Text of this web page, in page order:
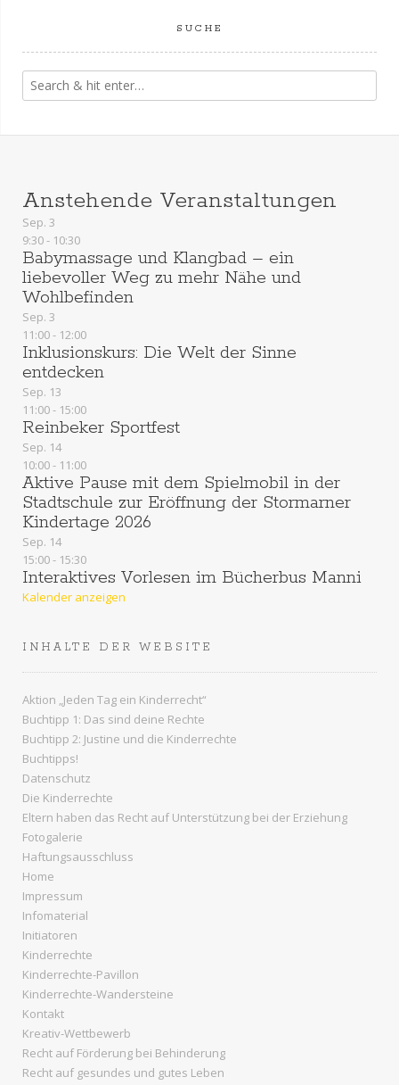
SUCHE
Anstehende Veranstaltungen
Sep. 3
9:30- 10:30
Babymassage und Klangbad – ein
liebevoller Weg zu mehr Nähe und
Wohlbefinden
Sep. 3
11:00- 12:00
Inklusionskurs: Die Welt der Sinne
entdecken
Sep. 13
11:00- 15:00
Reinbeker Sportfest
Sep. 14
10:00- 11:00
Aktive Pause mit dem Spielmobil in der
Stadtschule zur Eröffnung der Stormarner
Kindertage 2026
Sep. 14
15:00- 15:30
Interaktives Vorlesen im Bücherbus Manni
Kalender anzeigen
INHALTE DER WEBSITE
Aktion „Jeden Tag ein Kinderrecht“
Buchtipp 1: Das sind deine Rechte
Buchtipp 2: Justine und die Kinderrechte
Buchtipps!
Datenschutz
Die Kinderrechte
Eltern haben das Recht auf Unterstützung bei der Erziehung
Fotogalerie
Haftungsausschluss
Home
Impressum
Infomaterial
Initiatoren
Kinderrechte
Kinderrechte-Pavillon
Kinderrechte-Wandersteine
Kontakt
Kreativ-Wettbewerb
Recht auf Förderung bei Behinderung
Recht auf gesundes und gutes Leben